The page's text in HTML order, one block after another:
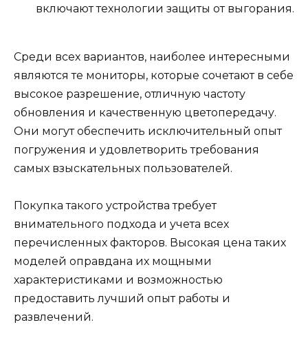
включают технологии защиты от выгорания.
Среди всех вариантов, наиболее интересными
являются те мониторы, которые сочетают в себе
высокое разрешение, отличную частоту
обновления и качественную цветопередачу.
Они могут обеспечить исключительный опыт
погружения и удовлетворить требования
самых взыскательных пользователей.
Покупка такого устройства требует
внимательного подхода и учета всех
перечисленных факторов. Высокая цена таких
моделей оправдана их мощными
характеристиками и возможностью
предоставить лучший опыт работы и
развлечений.